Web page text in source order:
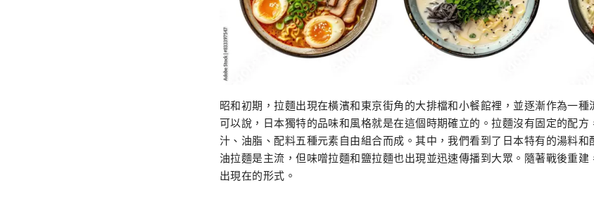
昭和初期，拉麵出現在橫濱和東京街角的大排檔和小餐館裡，並逐漸作為一種
可以說，日本獨特的品味和風格就是在這個時期確立的。拉麵沒有固定的配
汁、油脂、配料五種元素自由組合而成。其中，我們看到了日本特有的湯料
油拉麵是主流，但味噌拉麵和鹽拉麵也出現並迅速傳播到大眾。隨著戰後重
出現在的形式。